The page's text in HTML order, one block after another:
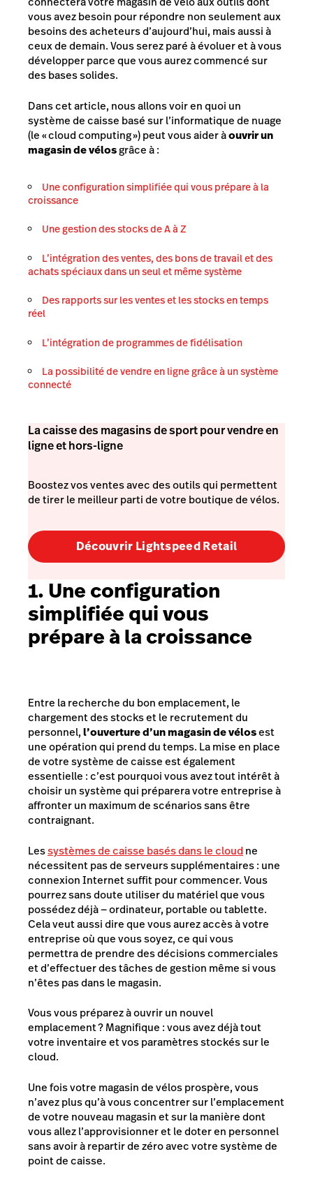
vous avez besoin pour répondre non seulement aux
besoins des acheteurs d’aujourd’hui, mais aussi à
ceux de demain. Vous serez paré à évoluer et à vous
développer parce que vous aurez commencé sur
des bases solides.
Dans cet article, nous allons voir en quoi un
système de caisse basé sur l’informatique de nuage
(le « cloud computing ») peut vous aider àouvrir un
magasin de vélosgrâce à :
Une configuration simplifiée qui vous prépare à la
croissance
Une gestion des stocks de A à Z
L’intégration des ventes, des bons de travail et des
achats spéciaux dans un seul et même système
Des rapports sur les ventes et les stocks en temps
réel
L’intégration de programmes de fidélisation
La possibilité de vendre en ligne grâce à un système
connecté
La caisse des magasins de sport pour vendre en
ligne et hors-ligne
Boostez vos ventes avec des outils qui permettent
de tirer le meilleur parti de votre boutique de vélos.
Découvrir Lightspeed Retail
1. Une configuration
simplifiée qui vous
prépare à la croissance
Entre la recherche du bon emplacement, le
chargement des stocks et le recrutement du
personnel,l’ouverture d’un magasin de vélosest
une opération qui prend du temps. La mise en place
de votre système de caisse est également
essentielle : c’est pourquoi vous avez tout intérêt à
choisir un système qui préparera votre entreprise à
affronter un maximum de scénarios sans être
contraignant.
Lessystèmes de caisse basés dans le cloud ne
nécessitent pas de serveurs supplémentaires : une
connexion Internet suffit pour commencer. Vous
pourrez sans doute utiliser du matériel que vous
possédez déjà — ordinateur, portable ou tablette.
Cela veut aussi dire que vous aurez accès à votre
entreprise où que vous soyez, ce qui vous
permettra de prendre des décisions commerciales
et d’effectuer des tâches de gestion même si vous
n’êtes pas dans le magasin.
Vous vous préparez à ouvrir un nouvel
emplacement ? Magnifique : vous avez déjà tout
votre inventaire et vos paramètres stockés sur le
cloud.
Une fois votre magasin de vélos prospère, vous
n’avez plus qu’à vous concentrer sur l’emplacement
de votre nouveau magasin et sur la manière dont
vous allez l’approvisionner et le doter en personnel
sans avoir à repartir de zéro avec votre système de
point de caisse.